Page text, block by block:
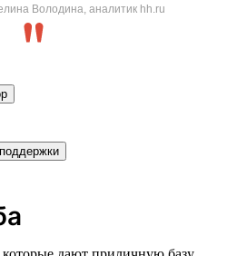
Володина, аналитик hh.ru